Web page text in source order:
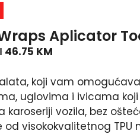
Aplicator
46.75 KM
koji vam
uglovima i ivicama
karoseriji vozila, bez
od visokokvalitetnog TPU